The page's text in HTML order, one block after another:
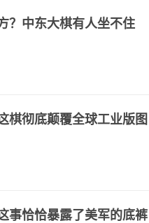
？中东大棋有人坐不住
棋彻底颠覆全球工业版图
事恰恰暴露了美军的底裤